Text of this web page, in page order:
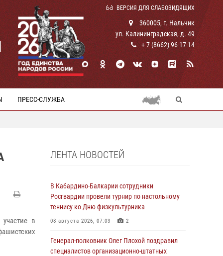
ВЕРСИЯ ДЛЯ СЛАБОВИДЯЩИХ
360005, г. Нальчик
ул. Калининградская, д. 49
+ 7 (8662) 96-17-14
ПРЕСС-СЛУЖБА
в
ЛЕНТА НОВОСТЕЙ
В Кабардино-Балкарии сотрудники
Росгвардии провели турнир по настольному
теннису ко Дню физкультурника
08 августа 2026, 07:03 2
Генерал-полковник Олег Плохой поздравил
специалистов организационно-штатных